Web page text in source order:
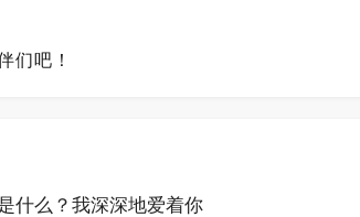
们吧！
什么？我深深地爱着你